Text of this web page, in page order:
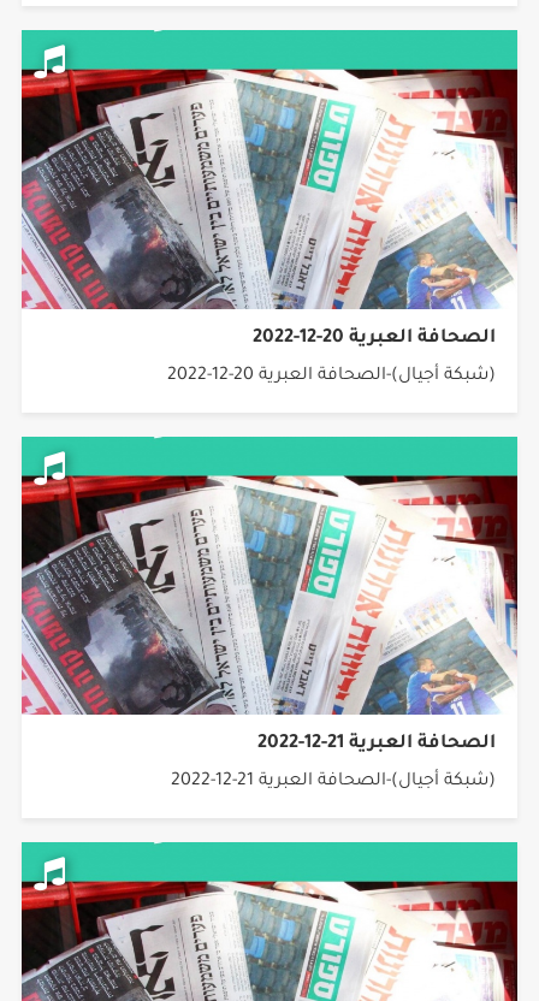
الصحافة العبرية 20-12-2022
(شبكة أجيال)-الصحافة العبرية 20-12-2022
الصحافة العبرية 21-12-2022
(شبكة أجيال)-الصحافة العبرية 21-12-2022